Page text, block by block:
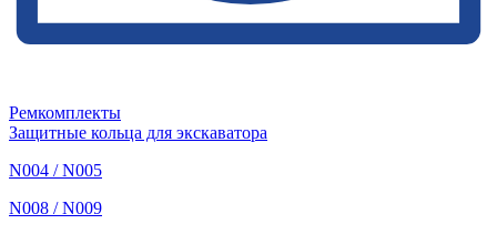
Ремкомплекты
Защитные кольца для экскаватора
N004 / N005
N008 / N009